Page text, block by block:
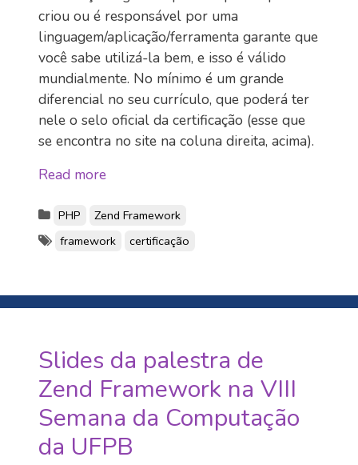
criou ou é responsável por uma
linguagem/aplicação/ferramenta garante que
você sabe utilizá-la bem, e isso é válido
mundialmente. No mínimo é um grande
diferencial no seu currículo, que poderá ter
nele o selo oficial da certificação (esse que
se encontra no site na coluna direita, acima).
Read more
PHP
Zend Framework
framework
certificação
Slides da palestra de
Zend Framework na VIII
Semana da Computação
da UFPB